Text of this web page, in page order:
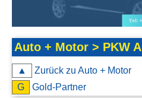
Erotik
Auktionen
jetzt inserieren
Auto + Motor > PKW
▲
Zurück zu Auto + Motor
G
Gold-Partner